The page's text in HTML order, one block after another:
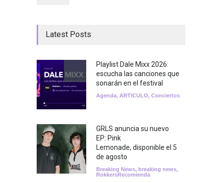
Latest Posts
Playlist Dale Mixx 2026:
escucha las canciones que
sonarán en el festival
Agenda, ARTICULO, Conciertos
GRLS anuncia su nuevo
EP: Pink
Lemonade, disponible el 5
de agosto
Breaking News, breaking news,
RokkersRecomienda